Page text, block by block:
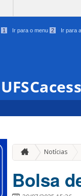
1 Ir para o menu 2 Ir para
Notícias
Bolsa